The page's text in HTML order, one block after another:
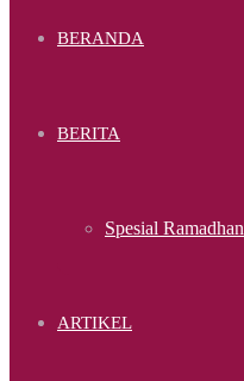
BERANDA
BERITA
Spesial Ramadhan
ARTIKEL